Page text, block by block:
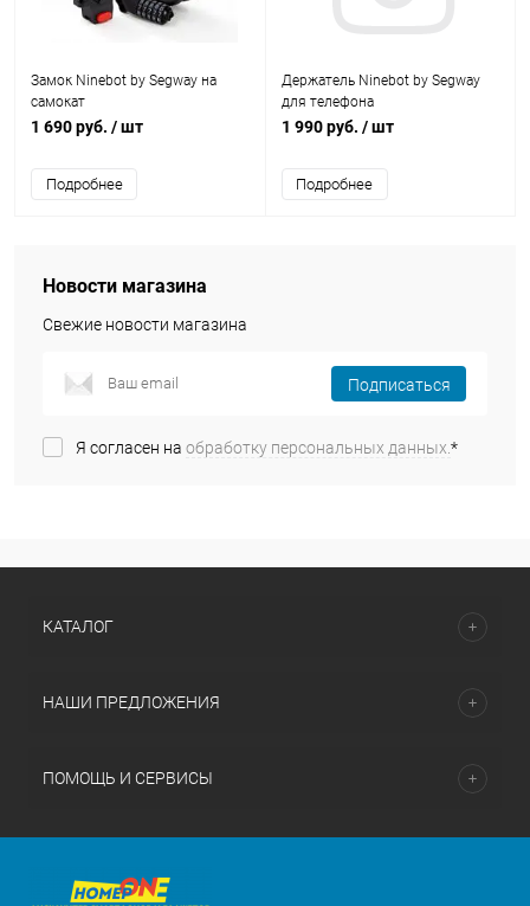
Замок Ninebot by Segway на
самокат
1 690 руб. / шт
Подробнее
Держатель Ninebot by Segway
для телефона
1 990 руб. / шт
Подробнее
Новости магазина
Свежие новости магазина
Подписаться
Я согласен на обработку персональных данных.*
КАТАЛОГ
НАШИ ПРЕДЛОЖЕНИЯ
ПОМОЩЬ И СЕРВИСЫ